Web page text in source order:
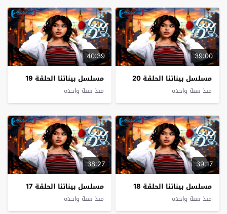
39:00
مسلسل بيناتنا الحلقة 20
منذ سنة واحدة
40:39
مسلسل بيناتنا الحلقة 19
منذ سنة واحدة
39:17
مسلسل بيناتنا الحلقة 18
منذ سنة واحدة
38:27
مسلسل بيناتنا الحلقة 17
منذ سنة واحدة